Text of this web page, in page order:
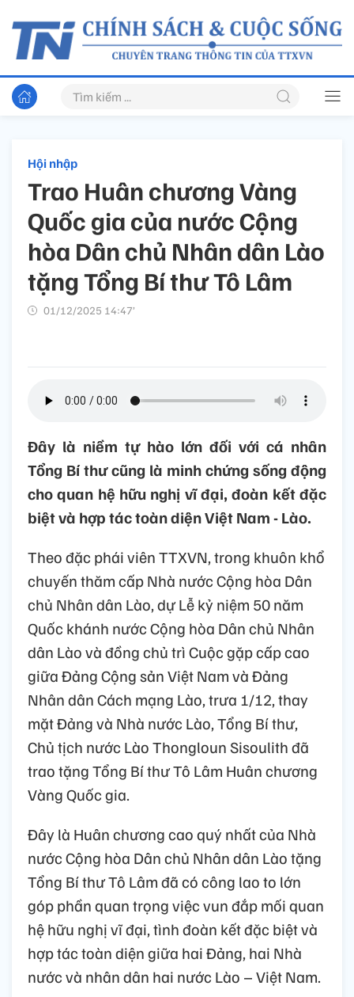
Hội nhập
Trao Huân chương Vàng
Quốc gia của nước Cộng
hòa Dân chủ Nhân dân Lào
tặng Tổng Bí thư Tô Lâm
01/12/2025 14:47’
Đây là niềm tự hào lớn đối với cá nhân
Tổng Bí thư cũng là minh chứng sống động
cho quan hệ hữu nghị vĩ đại, đoàn kết đặc
biệt và hợp tác toàn diện Việt Nam - Lào.
Theo đặc phái viên TTXVN, trong khuôn khổ
chuyến thăm cấp Nhà nước Cộng hòa Dân
chủ Nhân dân Lào, dự Lễ kỷ niệm 50 năm
Quốc khánh nước Cộng hòa Dân chủ Nhân
dân Lào và đồng chủ trì Cuộc gặp cấp cao
giữa Đảng Cộng sản Việt Nam và Đảng
Nhân dân Cách mạng Lào, trưa 1/12, thay
mặt Đảng và Nhà nước Lào, Tổng Bí thư,
Chủ tịch nước Lào Thongloun Sisoulith đã
trao tặng Tổng Bí thư Tô Lâm Huân chương
Vàng Quốc gia.
Đây là Huân chương cao quý nhất của Nhà
nước Cộng hòa Dân chủ Nhân dân Lào tặng
Tổng Bí thư Tô Lâm đã có công lao to lớn
góp phần quan trọng việc vun đắp mối quan
hệ hữu nghị vĩ đại, tình đoàn kết đặc biệt và
hợp tác toàn diện giữa hai Đảng, hai Nhà
nước và nhân dân hai nước Lào – Việt Nam.